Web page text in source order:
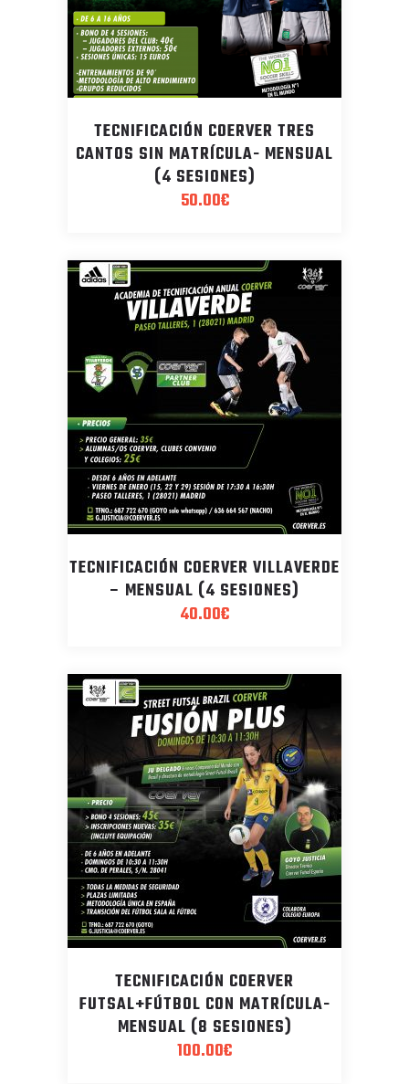
TECNIFICACIÓN COERVER TRES
CANTOS SIN MATRÍCULA- MENSUAL
(4 SESIONES)
50.00€
TECNIFICACIÓN COERVER VILLAVERDE
– MENSUAL (4 SESIONES)
40.00€
TECNIFICACIÓN COERVER
FUTSAL+FÚTBOL CON MATRÍCULA-
MENSUAL (8 SESIONES)
100.00€